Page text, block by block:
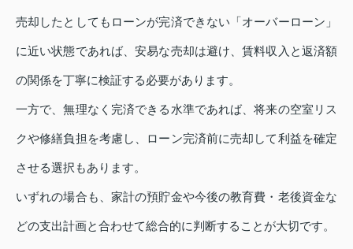
売却したとしてもローンが完済できない「オーバーローン」
に近い状態であれば、安易な売却は避け、賃料収入と返済額
の関係を丁寧に検証する必要があります。
一方で、無理なく完済できる水準であれば、将来の空室リス
クや修繕負担を考慮し、ローン完済前に売却して利益を確定
させる選択もあります。
いずれの場合も、家計の預貯金や今後の教育費・老後資金な
どの支出計画と合わせて総合的に判断することが大切です。